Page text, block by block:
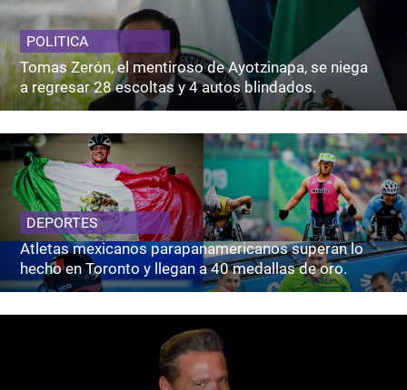
POLITICA
Tomas Zerón, el mentiroso de Ayotzinapa, se niega
a regresar 28 escoltas y 4 autos blindados.
DEPORTES
Atletas mexicanos parapanamericanos superan lo
hecho en Toronto y llegan a 40 medallas de oro.